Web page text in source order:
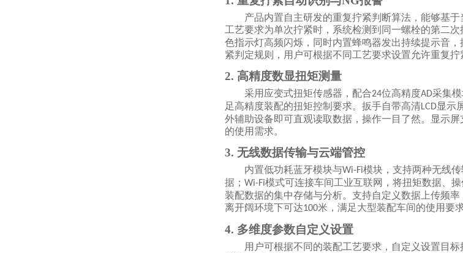
产品内置自主研发的重复拧紧判断算法，能够基
工艺要求为单次拧紧时，系统检测到同一螺栓的第二
色指示灯高频闪烁，同时内置蜂鸣器发出持续提示音
紧判定规则，用户可根据不同工艺要求设置允许重复
2. 高精度数显扭矩测量
采用应变式扭矩传感器，配合24位高精度AD采集
足高精度装配的扭矩控制要求。扳手自带高清LCD显示
外辅助设备即可直观读取数据，操作一目了然。显示
的使用需求。
3. 无线数据传输与云端管控
内置低功耗蓝牙模块与Wi-Fi模块，支持两种无线
据； Wi-Fi模式可连接车间工业互联网，将扭矩数据、
装配数据的集中存储与分析。支持自定义数据上传频
离开阔环境下可达100米，满足大型装配车间的使用要求
4. 多维度参数自定义设置
用户可根据不同的装配工艺要求，自定义设置目